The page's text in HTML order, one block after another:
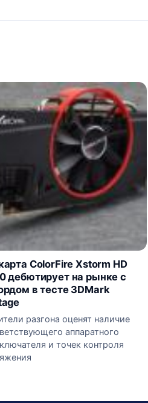
ColorFire Xstorm HD
дебютирует на рынке с
в тесте 3DMark
разгона оценят наличие
аппаратного
и точек контроля